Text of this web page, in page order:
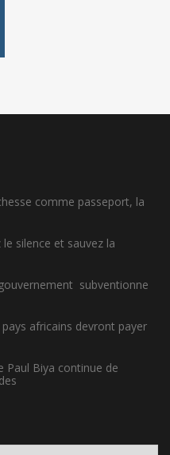
comme passeport, la
le silence et sauvez la
subventionne
africains devront payer
Paul Biya continue de